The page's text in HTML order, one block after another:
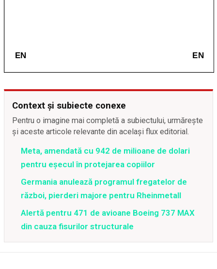
Context și subiecte conexe
Pentru o imagine mai completă a subiectului, urmărește
și aceste articole relevante din același flux editorial.
Meta, amendată cu 942 de milioane de dolari
pentru eșecul în protejarea copiilor
Germania anulează programul fregatelor de
război, pierderi majore pentru Rheinmetall
Alertă pentru 471 de avioane Boeing 737 MAX
din cauza fisurilor structurale